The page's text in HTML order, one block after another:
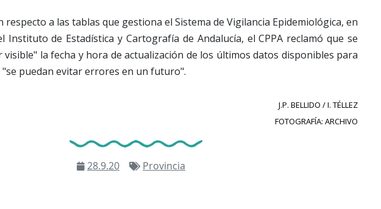
respecto a las tablas que gestiona el Sistema de Vigilancia Epidemiológica, en
Instituto de Estadística y Cartografía de Andalucía, el CPPA reclamó que se
la fecha y hora de actualización de los últimos datos disponibles para
"se puedan evitar errores en un futuro".
J.P. BELLIDO / I. TÉLLEZ
FOTOGRAFÍA: ARCHIVO
28.9.20 Provincia